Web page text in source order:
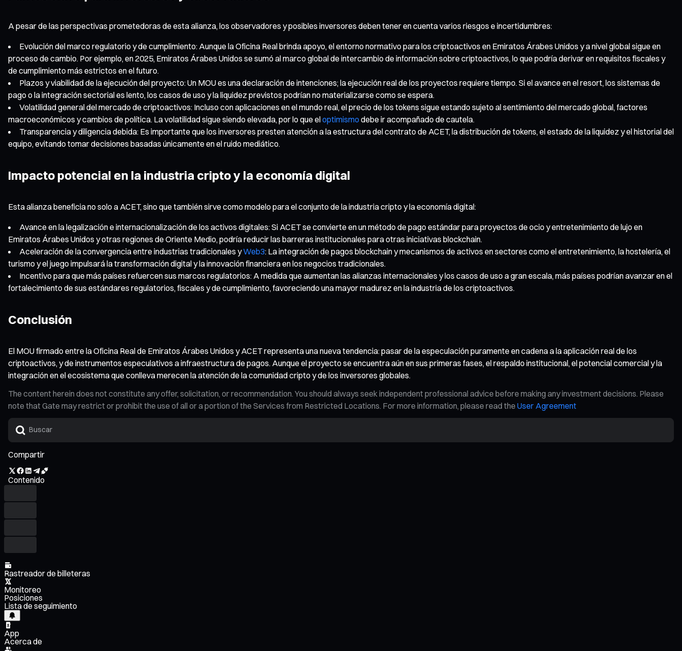
A pesar de las perspectivas prometedoras de esta alianza, los observadores y posibles inversores deben tener en cuenta varios riesgos e incertidumbres:
Evolución del marco regulatorio y de cumplimiento: Aunque la Oficina Real brinda apoyo, el entorno normativo para los criptoactivos en Emiratos Árabes Unidos y a nivel global sigue en
proceso de cambio. Por ejemplo, en 2025, Emiratos Árabes Unidos se sumó al marco global de intercambio de información sobre criptoactivos, lo que podría derivar en requisitos fiscales y
de cumplimiento más estrictos en el futuro.
Plazos y viabilidad de la ejecución del proyecto: Un MOU es una declaración de intenciones; la ejecución real de los proyectos requiere tiempo. Si el avance en el resort, los sistemas de
pago o la integración sectorial es lento, los casos de uso y la liquidez previstos podrían no materializarse como se espera.
Volatilidad general del mercado de criptoactivos: Incluso con aplicaciones en el mundo real, el precio de los tokens sigue estando sujeto al sentimiento del mercado global, factores
macroeconómicos y cambios de política. La volatilidad sigue siendo elevada, por lo que eloptimismodebe ir acompañado de cautela.
Transparencia y diligencia debida: Es importante que los inversores presten atención a la estructura del contrato de ACET, la distribución de tokens, el estado de la liquidez y el historial del
equipo, evitando tomar decisiones basadas únicamente en el ruido mediático.
Impacto potencial en la industria cripto y la economía digital
Esta alianza beneficia no solo a ACET, sino que también sirve como modelo para el conjunto de la industria cripto y la economía digital:
Avance en la legalización e internacionalización de los activos digitales: Si ACET se convierte en un método de pago estándar para proyectos de ocio y entretenimiento de lujo en
Emiratos Árabes Unidos y otras regiones de Oriente Medio, podría reducir las barreras institucionales para otras iniciativas blockchain.
Aceleración de la convergencia entre industrias tradicionales yWeb3: La integración de pagos blockchain y mecanismos de activos en sectores como el entretenimiento, la hostelería, el
turismo y el juego impulsará la transformación digital y la innovación financiera en los negocios tradicionales.
Incentivo para que más países refuercen sus marcos regulatorios: A medida que aumentan las alianzas internacionales y los casos de uso a gran escala, más países podrían avanzar en el
fortalecimiento de sus estándares regulatorios, fiscales y de cumplimiento, favoreciendo una mayor madurez en la industria de los criptoactivos.
Conclusión
El MOU firmado entre la Oficina Real de Emiratos Árabes Unidos y ACET representa una nueva tendencia: pasar de la especulación puramente en cadena a la aplicación real de los
criptoactivos, y de instrumentos especulativos a infraestructura de pagos. Aunque el proyecto se encuentra aún en sus primeras fases, el respaldo institucional, el potencial comercial y la
integración en el ecosistema que conlleva merecen la atención de la comunidad cripto y de los inversores globales.
The content herein does not constitute any offer, solicitation, or recommendation. You should always seek independent professional advice before making any investment decisions. Please
note that Gate may restrict or prohibit the use of all or a portion of the Services from Restricted Locations. For more information, please read the User Agreement
Compartir
Contenido
Rastreador de billeteras
Monitoreo
Posiciones
Lista de seguimiento
App
Acerca de